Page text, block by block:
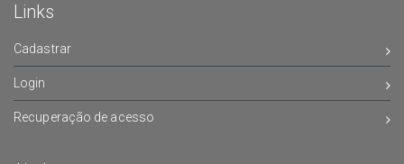
Links
Cadastrar
Login
Recuperação de acesso